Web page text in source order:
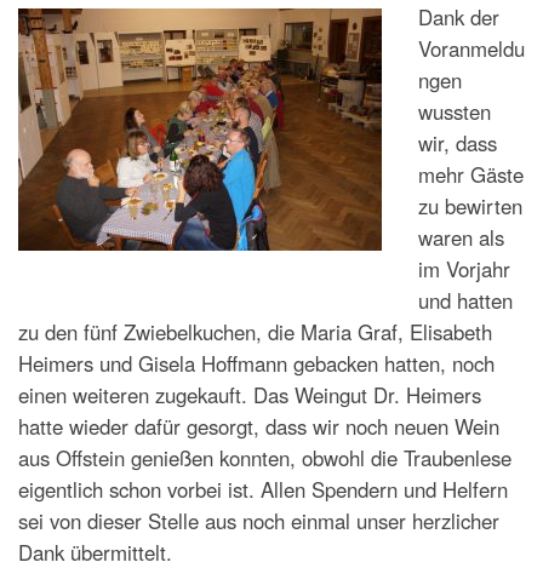
Dank der
Voranmeldu
ngen
wussten
wir, dass
mehr Gäste
zu bewirten
waren als
im Vorjahr
und hatten
zu den fünf Zwiebelkuchen, die Maria Graf, Elisabeth
Heimers und Gisela Hoffmann gebacken hatten, noch
einen weiteren zugekauft. Das Weingut Dr. Heimers
hatte wieder dafür gesorgt, dass wir noch neuen Wein
aus Offstein genießen konnten, obwohl die Traubenlese
eigentlich schon vorbei ist. Allen Spendern und Helfern
sei von dieser Stelle aus noch einmal unser herzlicher
Dank übermittelt.